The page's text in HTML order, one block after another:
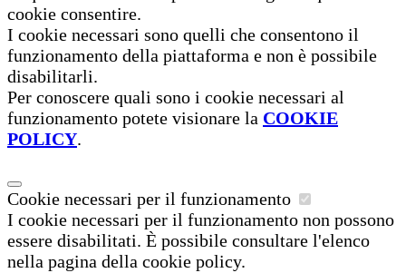
cookie consentire.
I cookie necessari sono quelli che consentono il
funzionamento della piattaforma e non è possibile
disabilitarli.
Per conoscere quali sono i cookie necessari al
funzionamento potete visionare la COOKIE
POLICY.
Cookie necessari per il funzionamento
I cookie necessari per il funzionamento non possono
essere disabilitati. È possibile consultare l'elenco
nella pagina della cookie policy.